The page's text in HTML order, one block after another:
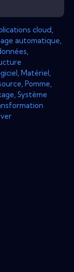
cloud
automatique
Matériel
Pomme
Système